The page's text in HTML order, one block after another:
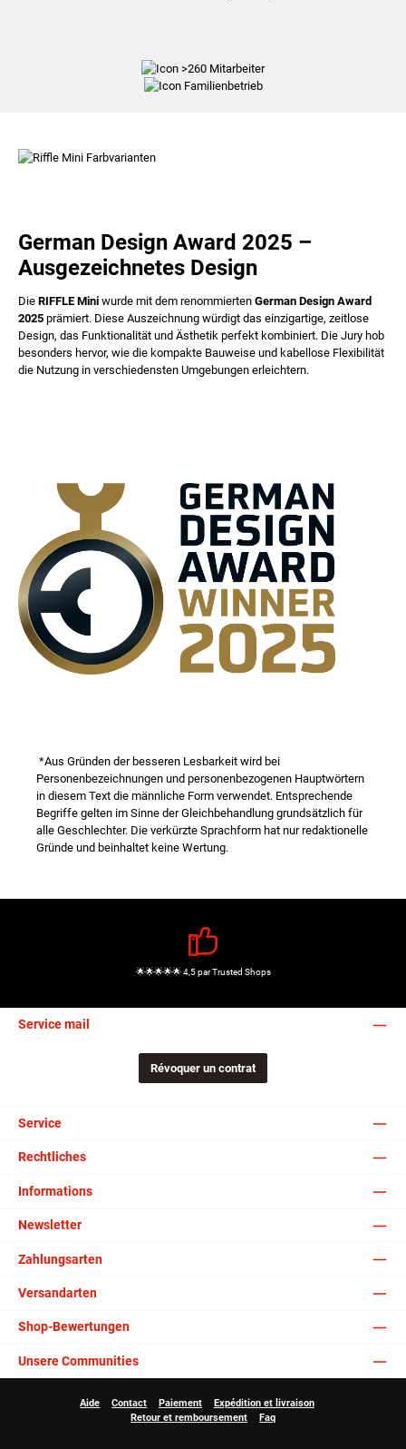
German Design Award 2025 –
Ausgezeichnetes Design
Die RIFFLE Mini wurde mit dem renommierten German Design Award
2025 prämiert. Diese Auszeichnung würdigt das einzigartige, zeitlose
Design, das Funktionalität und Ästhetik perfekt kombiniert. Die Jury hob
besonders hervor, wie die kompakte Bauweise und kabellose Flexibilität
die Nutzung in verschiedensten Umgebungen erleichtern.
*Aus Gründen der besseren Lesbarkeit wird bei
Personenbezeichnungen und personenbezogenen Hauptwörtern
in diesem Text die männliche Form verwendet. Entsprechende
Begriffe gelten im Sinne der Gleichbehandlung grundsätzlich für
alle Geschlechter. Die verkürzte Sprachform hat nur redaktionelle
Gründe und beinhaltet keine Wertung.
🌟🌟🌟🌟🌟 4,5 par Trusted Shops
Service mail
Révoquer un contrat
Service
Rechtliches
Informations
Newsletter
Zahlungsarten
Versandarten
Shop-Bewertungen
Unsere Communities
Aide Contact Paiement
Expédition et livraison
Retour et remboursement
Faq